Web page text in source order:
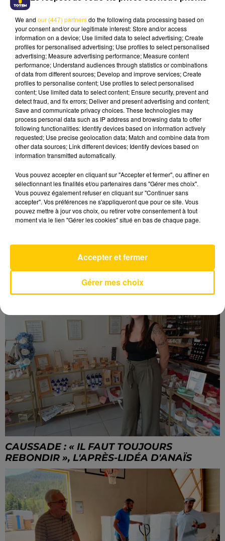
110 CHEVRETTES PÉRISSENT DANS UN
INCENDIE EN LOZÈRE
LENNY MARTINEZ RÉCIDIVE AU
CRITÉRIUM DE MARCOLÈS
CAUSSADE : « IL FAUT TOUJOURS
REBONDIR », L'APRÈS-LIDÉA D'ANAÏS
We and our (447) partnersdo the following data processing based on
your consent and/or our legitimate interest: Store and/or access
information on a device; Use limited data to select advertising; Create
profiles for personalised advertising; Use profiles to select personalised
advertising; Measure advertising performance; Measure content
performance; Understand audiences through statistics or combinations
of data from different sources; Develop and improve services; Create
profiles to personalise content; Use profiles to select personalised
content; Use limited data to select content; Ensure security, prevent and
detect fraud, and fix errors; Deliver and present advertising and content;
Save and communicate privacy choices. These technologies may
process personal data such as IP address and browsing data to offer
following functionalities: Identify devices based on information actively
requested; Use precise geolocation data; Match and combine data from
other data sources; Link different devices; Identify devices based on
information transmitted automatically.
Vous pouvez accepter en cliquant sur "Accepter et fermer", ou affiner en
sélectionnant les finalités et/ou partenaires dans "Gérer mes choix".
Vous pouvez également refuser en cliquant sur "Continuer sans
accepter". Vos préférences ne s'appliqueront que pour ce site. Vous
pouvez mettre à jour vos choix, ou retirer votre consentement à tout
moment via le lien "Gérer les cookies" situé en bas de chaque page.
Gérer mes choix
Accepter et fermer